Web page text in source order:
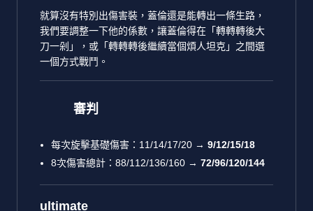
就算沒有特別出傷害裝，蓋倫還是能轉出一條生路，
我們要調整一下他的係數，讓蓋倫得在「轉轉轉後大
刀一剁」，或「轉轉轉後繼續當個煩人坦克」之間選
一個方式戰鬥。
審判
每次旋擊基礎傷害：11/14/17/20 → 9/12/15/18
8次傷害總計：88/112/136/160 → 72/96/120/144
ultimate